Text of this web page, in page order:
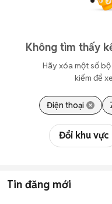
Không tìm thấy
Hãy xóa một số
kiếm để
Điện thoại
Đổi khu vực
Tin đăng mới